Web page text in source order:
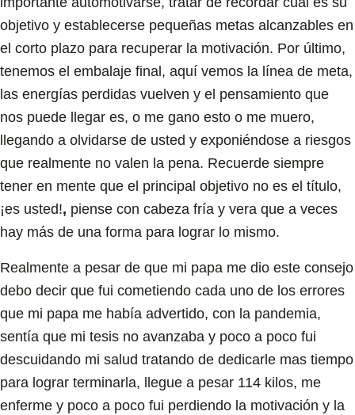
objetivo y establecerse pequeñas metas alcanzables en
el corto plazo para recuperar la motivación. Por último,
tenemos el embalaje final, aquí vemos la línea de meta,
las energías perdidas vuelven y el pensamiento que
nos puede llegar es, o me gano esto o me muero,
llegando a olvidarse de usted y exponiéndose a riesgos
que realmente no valen la pena. Recuerde siempre
tener en mente que el principal objetivo no es el título,
¡es usted!, piense con cabeza fría y vera que a veces
hay más de una forma para lograr lo mismo.
Realmente a pesar de que mi papa me dio este consejo
debo decir que fui cometiendo cada uno de los errores
que mi papa me había advertido, con la pandemia,
sentía que mi tesis no avanzaba y poco a poco fui
descuidando mi salud tratando de dedicarle mas tiempo
para lograr terminarla, llegue a pesar 114 kilos, me
enferme y poco a poco fui perdiendo la motivación y la